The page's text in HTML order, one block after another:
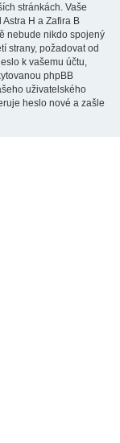
stránkách. Vaše
H a Zafira B
nebude nikdo spojený
strany, požadovat od
k vašemu účtu,
phpBB
uživatelského
heslo nové a zašle